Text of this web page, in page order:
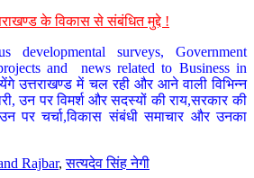
के विकास से संबंधित मुद्दे !
developmental surveys, Government
and news related to Business in
उत्तराखण्ड में चल रही और आने वाली विभिन्न
उन पर विमर्श और सदस्यों की राय,सरकार की
पर चर्चा,विकास संबंधी समाचार और उनका
Rajbar,सत्यदेव सिंह नेगी